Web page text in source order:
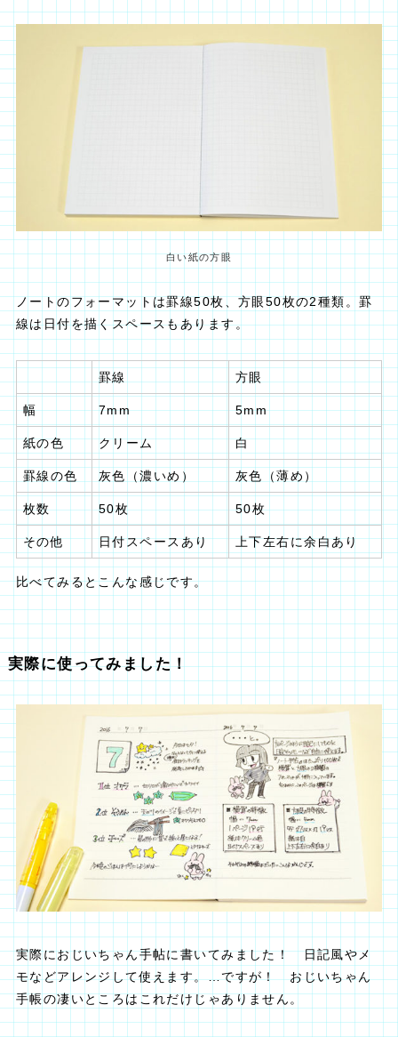
白い紙の方眼
ノートのフォーマットは罫線50枚、方眼50枚の2種類。罫
線は日付を描くスペースもあります。
罫線 方眼
幅 7mm 5mm
紙の色 クリーム 白
罫線の色 灰色（濃いめ） 灰色（薄め）
枚数 50枚 50枚
その他 日付スペースあり 上下左右に余白あり
比べてみるとこんな感じです。
実際に使ってみました！
実際におじいちゃん手帖に書いてみました！ 日記風やメ
モなどアレンジして使えます。…ですが！ おじいちゃん
手帳の凄いところはこれだけじゃありません。